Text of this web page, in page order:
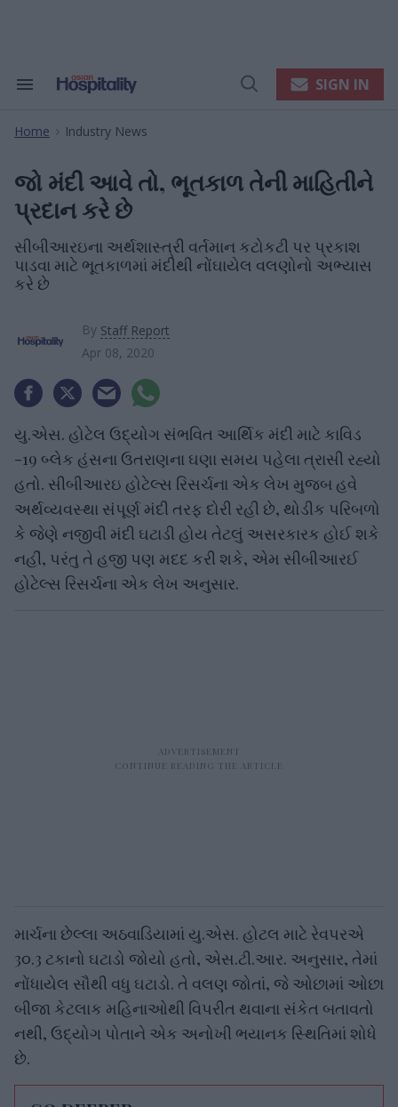
Search
Navigation
Open
SIGN IN
Home > Industry News
જો મંદી આવે તો, ભૂતકાળ તેની માહિતીને
પ્રદાન કરે છે
સીબીઆરઇના અર્થશાસ્ત્રી વર્તમાન કટોકટી પર પ્રકાશ
પાડવા માટે ભૂતકાળમાં મંદીથી નોંઘાયેલ વલણોનો અભ્યાસ
કરે છે
By Staff Report
Apr 08, 2020
યુ.એસ. હોટેલ ઉદ્યોગ સંભવિત આર્થિક મંદી માટે કાવિડ
-19 બ્લેક હંસના ઉતરાણના ઘણા સમય પહેલા ત્રાસી રહ્યો
હતો. સીબીઆરઇ હોટેલ્સ રિસર્ચના એક લેખ મુજબ હવે
અર્થવ્યવસ્થા સંપૂર્ણ મંદી તરફ દોરી રહી છે, થોડીક પરિબળો
કે જેણે નજીવી મંદી ઘટાડી હોય તેટલું અસરકારક હોઈ શકે
નહીં, પરંતુ તે હજી પણ મદદ કરી શકે, એમ સીબીઆરઈ
હોટેલ્સ રિસર્ચના એક લેખ અનુસાર.
માર્ચના છેલ્લા અઠવાડિયામાં યુ.એસ. હોટલ માટે રેવપરએ
3૦.3 ટકાનો ઘટાડો જોયો હતો, એસ.ટી.આર. અનુસાર, તેમાં
નોંધાયેલ સૌથી વધુ ઘટાડો. તે વલણ જોતાં, જે ઓછામાં ઓછા
બીજા કેટલાક મહિનાઓથી વિપરીત થવાના સંકેત બતાવતો
નથી, ઉદ્યોગ પોતાને એક અનોખી ભયાનક સ્થિતિમાં શોધે
છે.